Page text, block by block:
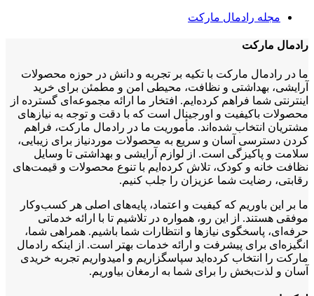
مجله رادمال مارکت
رادمال مارکت
ما در رادمال مارکت با تکیه بر تجربه و دانش در حوزه محصولات
آرایشی، بهداشتی و نظافت، محیطی امن و مطمئن برای خرید
اینترنتی شما فراهم کرده‌ایم. افتخار ما ارائه مجموعه‌ای گسترده از
محصولات باکیفیت و اورجینال است که با دقت و توجه به نیازهای
مشتریان انتخاب شده‌اند. مأموریت ما در رادمال مارکت، فراهم
کردن دسترسی آسان و سریع به محصولات موردنیاز برای زیبایی،
سلامت و پاکیزگی است. از لوازم آرایشی و بهداشتی تا وسایل
نظافت خانه و کودک، تلاش کرده‌ایم با تنوع محصولات و قیمت‌های
رقابتی، رضایت شما عزیزان را جلب کنیم.
ما بر این باوریم که کیفیت و اعتماد، پایه‌های اصلی هر کسب‌وکار
موفقی هستند. از این رو، همواره در تلاشیم تا با ارائه خدماتی
حرفه‌ای، پاسخگوی نیازها و انتظارات شما باشیم. همراهی شما،
انگیزه‌ای برای پیشرفت و ارائه خدمات بهتر است. از اینکه رادمال
مارکت را انتخاب کرده‌اید سپاسگزاریم و امیدواریم تجربه خریدی
آسان و لذت‌بخش را برای شما به ارمغان بیاوریم.